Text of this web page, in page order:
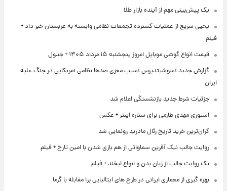
یک پیش‌بینی مهم از آینده بازار طلا
یحیی سریع از عملیات گسترده تجمعات نظامی وابسته به عربستان خبر داد +
فیلم
قیمت انواع گوشی موبایل امروز پنجشنبه ۱۵ مرداد ۱۴۰۵ + جدول
گزارش جدید آسوشیتدپرس آسیب مغزی صدها نظامی آمریکایی در جنگ علیه
ایران
جزئیات شرط جدید بازنشستگی اعلام شد
استوری مهدی طارمی برای ستاره اینتر + عکس
گران‌ترین خرید تاریخ رئال مادرید رونمایی شد
روایت جالب نیک آفرین سماواتی از هم بازی شدن با امین تارخ + فیلم
یک روایت جالب از زبان بدن و انواع لبخند + فیلم
بهره گیری از معماری ایرانی در طرح های ایتالیایی برا مقابله با گرما